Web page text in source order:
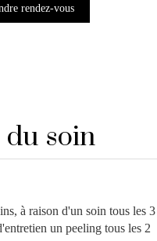
rendez-vous
soin
à raison d'un soin tous les
un peeling tous les 2